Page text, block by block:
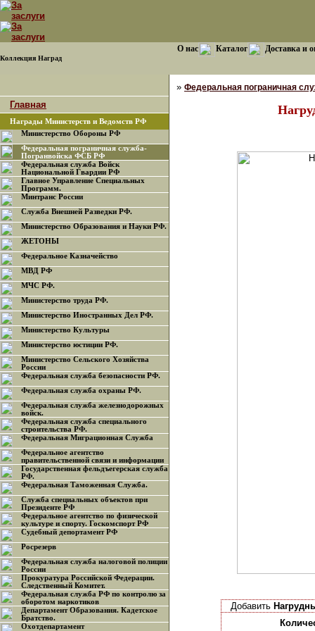
Коллекция Наград
О нас Каталог Доставка и
Главная
Награды Министерств и Ведомств РФ
Министерство Обороны РФ
Федеральная пограничная служба-
Погранвойска ФСБ РФ
Федеральная служба Войск
Национальной Гвардии РФ
Главное Управление Специальных
Программ.
Минтранс России
Служба Внешней Разведки РФ.
Министерство Образования и Науки РФ.
ЖЕТОНЫ
Федеральное Казначейство
МВД РФ
МЧС РФ.
Министерство труда РФ.
Министерство Иностранных Дел РФ.
Министерство Культуры
Министерство юстиции РФ.
Министерство Сельского Хозяйства
России
Федеральная служба безопасности РФ.
Федеральная служба охраны РФ.
Федеральная служба железнодорожных
войск.
Федеральная служба специального
строительства РФ.
Федеральная Миграционная Служба
Федеральное агентство
правительственной связи и информации
Государственная фельдъегерская служба
РФ.
Федеральная Таможенная Служба.
Служба специальных объектов при
Президенте РФ
Федеральное агентство по физической
культуре и спорту. Госкомспорт РФ
Судебный депортамент РФ
Росрезерв
Федеральная служба налоговой полиции
России
Прокуратура Российской Федерации.
Следственный Комитет.
Федеральная служба РФ по контролю за
оборотом наркотиков
Департамент Образования. Кадетское
Братство.
Охотдепартамент
» Федеральная пограничная
Добавить